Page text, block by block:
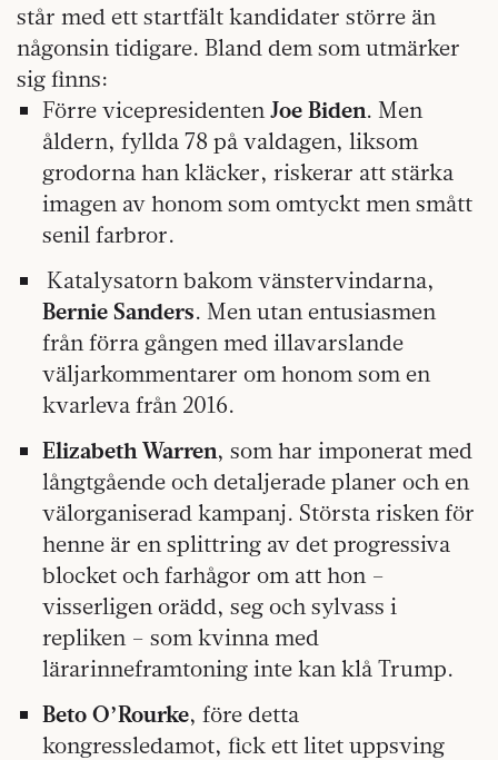
står med ett startfält kandidater större än
någonsin tidigare. Bland dem som utmärker
sig finns:
Förre vicepresidenten Joe Biden. Men
åldern, fyllda 78 på valdagen, liksom
grodorna han kläcker, riskerar att stärka
imagen av honom som omtyckt men smått
senil farbror.
Katalysatorn bakom vänstervindarna,
Bernie Sanders. Men utan entusiasmen
från förra gången med illavarslande
väljarkommentarer om honom som en
kvarleva från 2016.
Elizabeth Warren, som har imponerat med
långtgående och detaljerade planer och en
välorganiserad kampanj. Största risken för
henne är en splittring av det progressiva
blocket och farhågor om att hon –
visserligen orädd, seg och sylvass i
repliken – som kvinna med
lärarinneframtoning inte kan klå Trump.
Beto O’Rourke, före detta
kongressledamot, fick ett litet uppsving